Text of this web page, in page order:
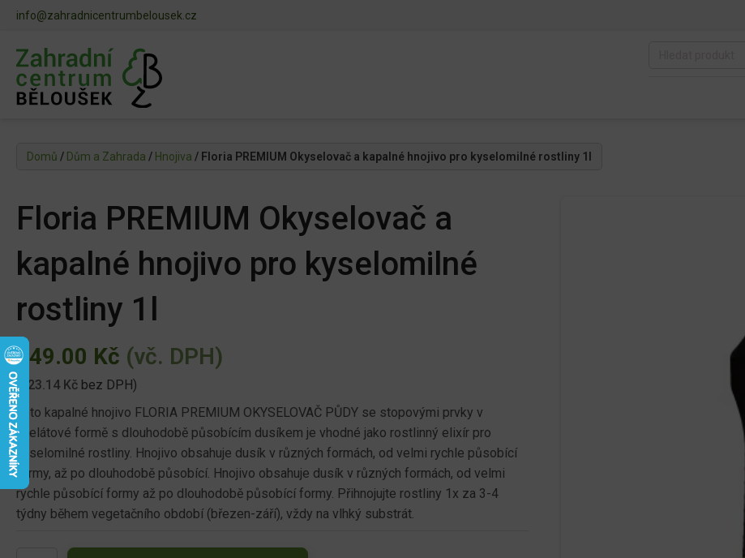
info@zahradnicentrumbelousek.cz
Domů / Dům a Zahrada / Hnojiva / Floria PREMIUM Okyselovač a kapalné hnojivo pro kyselomilné rostliny 1l
Floria PREMIUM Okyselovač a
kapalné hnojivo pro kyselomilné
rostliny 1l
149.00 Kč (vč. DPH)
( 123.14 Kč bez DPH)
Toto kapalné hnojivo FLORIA PREMIUM OKYSELOVAČ PŮDY se stopovými prvky v
chelátové formě s dlouhodobě působícím dusíkem je vhodné jako rostlinný elixír pro
kyselomilné rostliny. Hnojivo obsahuje dusík v různých formách, od velmi rychle působící
formy, až po dlouhodobě působící. Hnojivo obsahuje dusík v různých formách, od velmi
rychle působící formy až po dlouhodobě působící formy. Přihnojujte rostliny 1x za 3-4
týdny během vegetačního období (březen-září), vždy na vlhký substrát.